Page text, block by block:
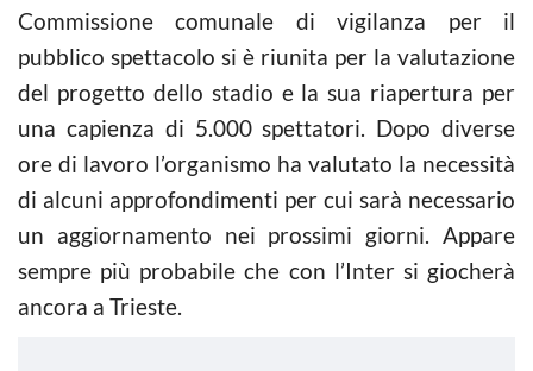
Commissione comunale di vigilanza per il
pubblico spettacolo si è riunita per la valutazione
del progetto dello stadio e la sua riapertura per
una capienza di 5.000 spettatori. Dopo diverse
ore di lavoro l’organismo ha valutato la necessità
di alcuni approfondimenti per cui sarà necessario
un aggiornamento nei prossimi giorni. Appare
sempre più probabile che con l’Inter si giocherà
ancora a Trieste.